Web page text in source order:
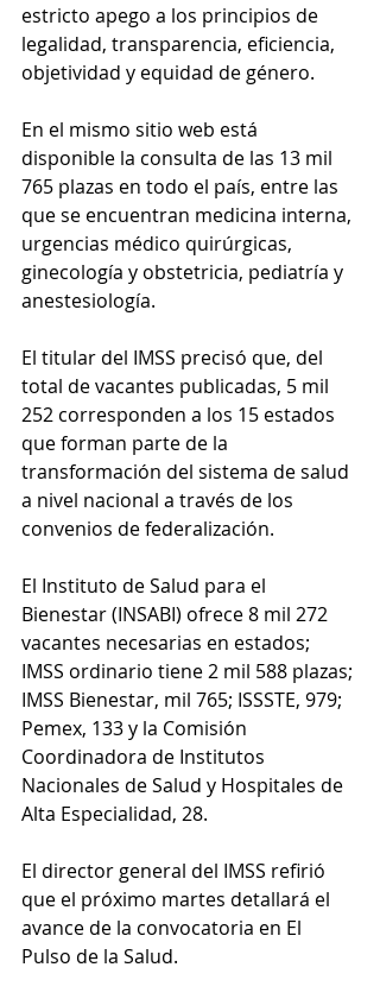
estricto apego a los principios de
legalidad, transparencia, eficiencia,
objetividad y equidad de género.
En el mismo sitio web está
disponible la consulta de las 13 mil
765 plazas en todo el país, entre las
que se encuentran medicina interna,
urgencias médico quirúrgicas,
ginecología y obstetricia, pediatría y
anestesiología.
El titular del IMSS precisó que, del
total de vacantes publicadas, 5 mil
252 corresponden a los 15 estados
que forman parte de la
transformación del sistema de salud
a nivel nacional a través de los
convenios de federalización.
El Instituto de Salud para el
Bienestar (INSABI) ofrece 8 mil 272
vacantes necesarias en estados;
IMSS ordinario tiene 2 mil 588 plazas;
IMSS Bienestar, mil 765; ISSSTE, 979;
Pemex, 133 y la Comisión
Coordinadora de Institutos
Nacionales de Salud y Hospitales de
Alta Especialidad, 28.
El director general del IMSS refirió
que el próximo martes detallará el
avance de la convocatoria en El
Pulso de la Salud.